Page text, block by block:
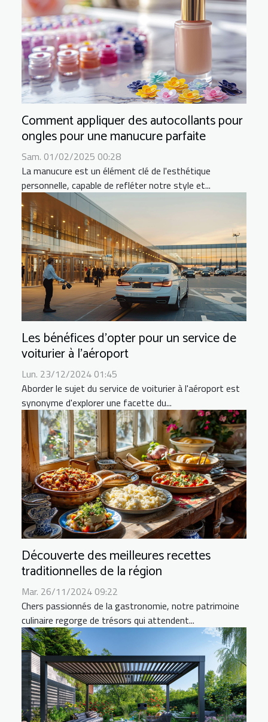
Comment appliquer des autocollants pour
ongles pour une manucure parfaite
Sam. 01/02/2025 00:28
La manucure est un élément clé de l'esthétique
personnelle, capable de refléter notre style et...
Les bénéfices d'opter pour un service de
voiturier à l'aéroport
Lun. 23/12/2024 01:45
Aborder le sujet du service de voiturier à l'aéroport est
synonyme d'explorer une facette du...
Découverte des meilleures recettes
traditionnelles de la région
Mar. 26/11/2024 09:22
Chers passionnés de la gastronomie, notre patrimoine
culinaire regorge de trésors qui attendent...